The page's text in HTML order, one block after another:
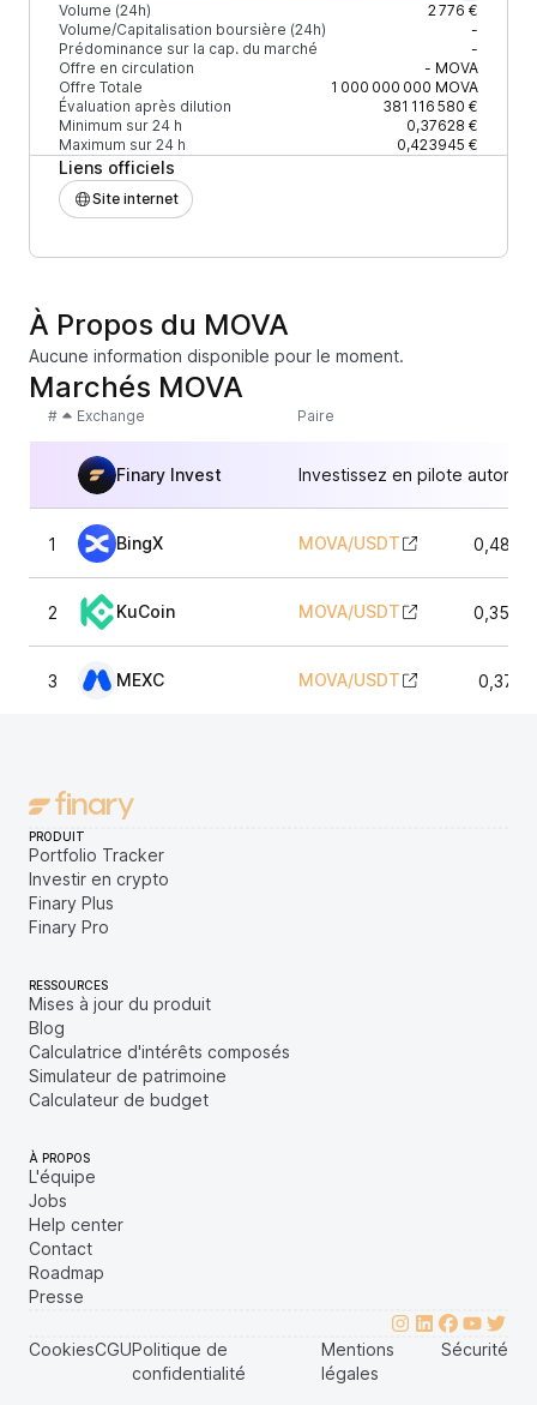
Volume (24h)
2 776 €
Volume/Capitalisation boursière (24h)
-
Prédominance sur la cap. du marché
-
Offre en circulation
- MOVA
Offre Totale
1 000 000 000 MOVA
Évaluation après dilution
381 116 580 €
Minimum sur 24 h
0,37628 €
Maximum sur 24 h
0,423945 €
Liens officiels
Site internet
À Propos du MOVA
Aucune information disponible pour le moment.
Marchés MOVA
# Exchange Paire
Finary Invest Investissez en pilote
1 BingX MOVA/USDT
2 KuCoin MOVA/USDT
3 MEXC MOVA/USDT
PRODUIT
Portfolio Tracker
Investir en crypto
Finary Plus
Finary Pro
RESSOURCES
Mises à jour du produit
Blog
Calculatrice d'intérêts composés
Simulateur de patrimoine
Calculateur de budget
À PROPOS
L'équipe
Jobs
Help center
Contact
Roadmap
Presse
CookiesCGUPolitique de
confidentialité
Mentions
légales
Sécurité